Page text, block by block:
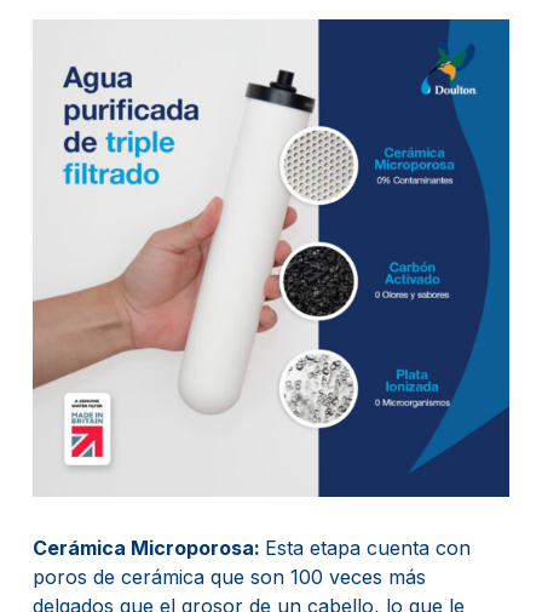
Cerámica Microporosa: Esta etapa cuenta con
poros de cerámica que son 100 veces más
delgados que el grosor de un cabello, lo que le